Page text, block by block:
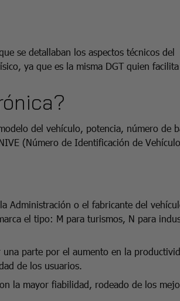
se detallaban los aspectos técnicos del
ya que es la misma DGT quien
del vehículo, potencia, número de
(Número de Identificación de
Administración o el fabricante del
el tipo: M para turismos, N para
parte por el aumento en la
de los usuarios.
la mayor fiabilidad, rodeado de los